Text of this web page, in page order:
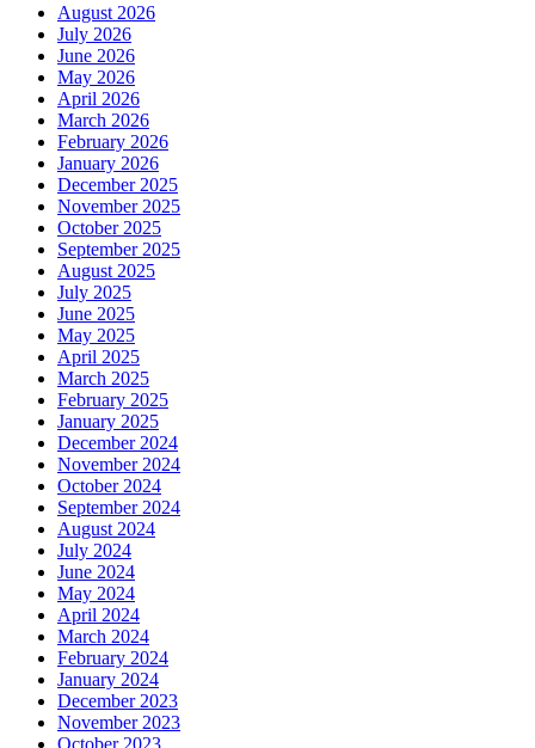
August 2026
July 2026
June 2026
May 2026
April 2026
March 2026
February 2026
January 2026
December 2025
November 2025
October 2025
September 2025
August 2025
July 2025
June 2025
May 2025
April 2025
March 2025
February 2025
January 2025
December 2024
November 2024
October 2024
September 2024
August 2024
July 2024
June 2024
May 2024
April 2024
March 2024
February 2024
January 2024
December 2023
November 2023
October 2023